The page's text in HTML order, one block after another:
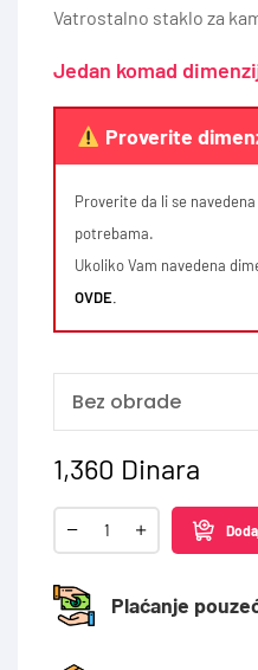
Vatrostalno staklo za
Jedan komad
Proverite
Proverite da li se
potrebama.
Ukoliko Vam navedena
OVDE
1,360 Dinara
Plaćanje